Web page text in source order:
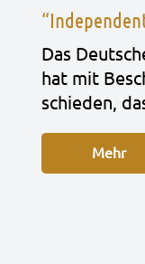
Das
hat mit
schie­den,
Mehr